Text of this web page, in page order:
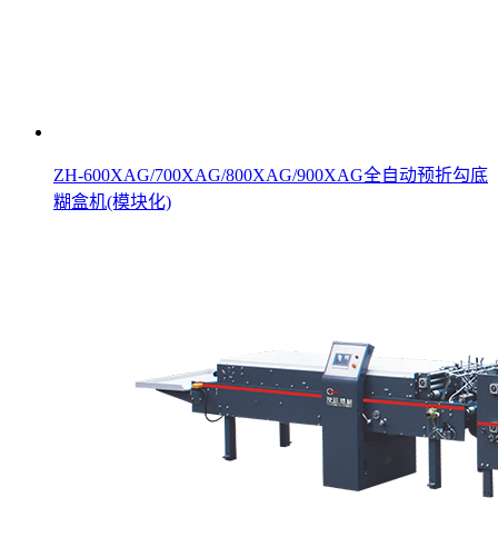
ZH-600XAG/700XAG/800XAG/900XAG全自动预折勾底
糊盒机(模块化)